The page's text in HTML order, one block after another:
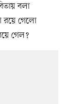
বলা
রয়ে গেলো
গেল?